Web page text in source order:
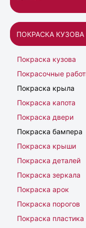
ПОКРАСКА КУЗОВА
Покраска кузова
Покрасочные
Покраска крыла
Покраска капота
Покраска двери
Покраска бампера
Покраска крыши
Покраска деталей
Покраска зеркала
Покраска арок
Покраска порогов
Покраска